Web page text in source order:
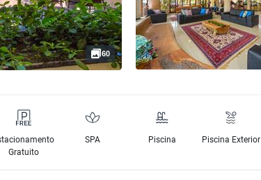
60
Gratuito
SPA Piscina Piscina Exterior